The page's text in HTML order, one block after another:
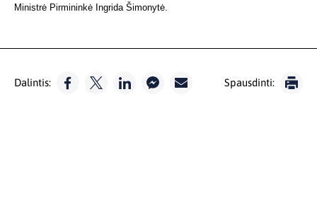
Ministrė Pirmininkė Ingrida Šimonytė.
Dalintis: Spausdinti: